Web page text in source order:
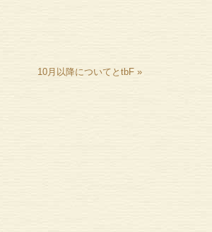
10月以降についてとtbF »